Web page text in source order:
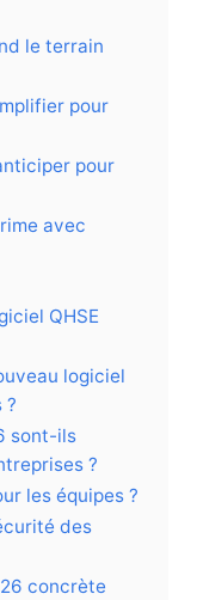
le terrain
pour
pour
avec
QHSE
logiciel
?
sont-ils
?
les équipes ?
des
concrète